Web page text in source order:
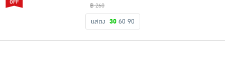
฿ 260
แสดง 30 60 90